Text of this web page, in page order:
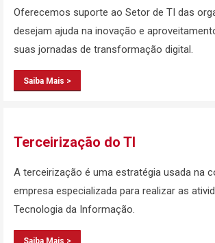
Oferecemos suporte ao Setor de TI das
desejam ajuda na inovação e
suas jornadas de transformação digital.
Saiba Mais >
Terceirização do TI
A terceirização é uma estratégia usada na
empresa especializada para realizar as
Tecnologia da Informação.